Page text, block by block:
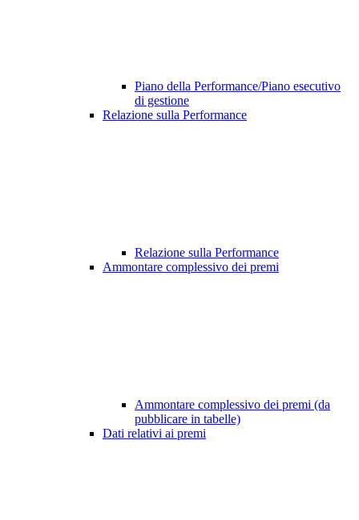
Piano della Performance/Piano esecutivo
di gestione
Relazione sulla Performance
Relazione sulla Performance
Ammontare complessivo dei premi
Ammontare complessivo dei premi (da
pubblicare in tabelle)
Dati relativi ai premi